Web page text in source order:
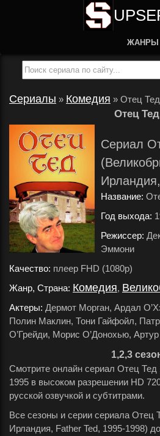
ЖАНРЫ
Сериалы » Комедия » Отец Тед
Отец Тед
Сериал
Название:
Год выхода:
Режиссер:
Эммони
Качество: плеер FHD (1080p)
Жанр, Страна: Комедия,
Актеры: Дермот Морган, Ардал
Полин Маклин, Тони Гайфойл,
О’Грейди, Морис О’Донохью,
1,2,3
Смотрите онлайн сериал Отец Тед
1995 в высоком разрешении HD
русской озвучкой и субтитрами.
Все сезоны и серии сериала Отец
Ирландия, Father Ted, 1995-1998)